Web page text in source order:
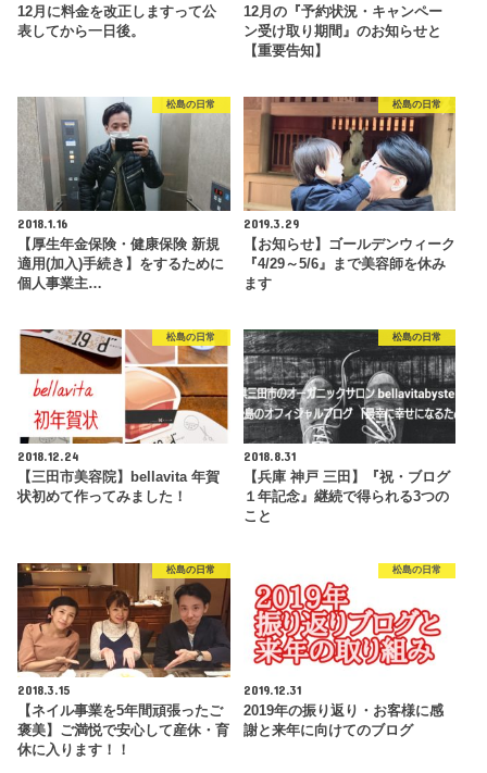
12月に料金を改正しますって公
表してから一日後。
12月の『予約状況・キャンペー
ン受け取り期間』のお知らせと
【重要告知】
松島の日常
2018.1.16
【厚生年金保険・健康保険 新規
適用(加入)手続き】をするために
個人事業主…
松島の日常
2019.3.29
【お知らせ】ゴールデンウィーク
『4/29～5/6』まで美容師を休み
ます
松島の日常
2018.12.24
【三田市美容院】bellavita 年賀
状初めて作ってみました！
松島の日常
2018.8.31
【兵庫 神戸 三田】『祝・ブログ
１年記念』継続で得られる3つの
こと
松島の日常
2018.3.15
【ネイル事業を5年間頑張ったご
褒美】ご満悦で安心して産休・育
休に入ります！！
松島の日常
2019.12.31
2019年の振り返り・お客様に感
謝と来年に向けてのブログ